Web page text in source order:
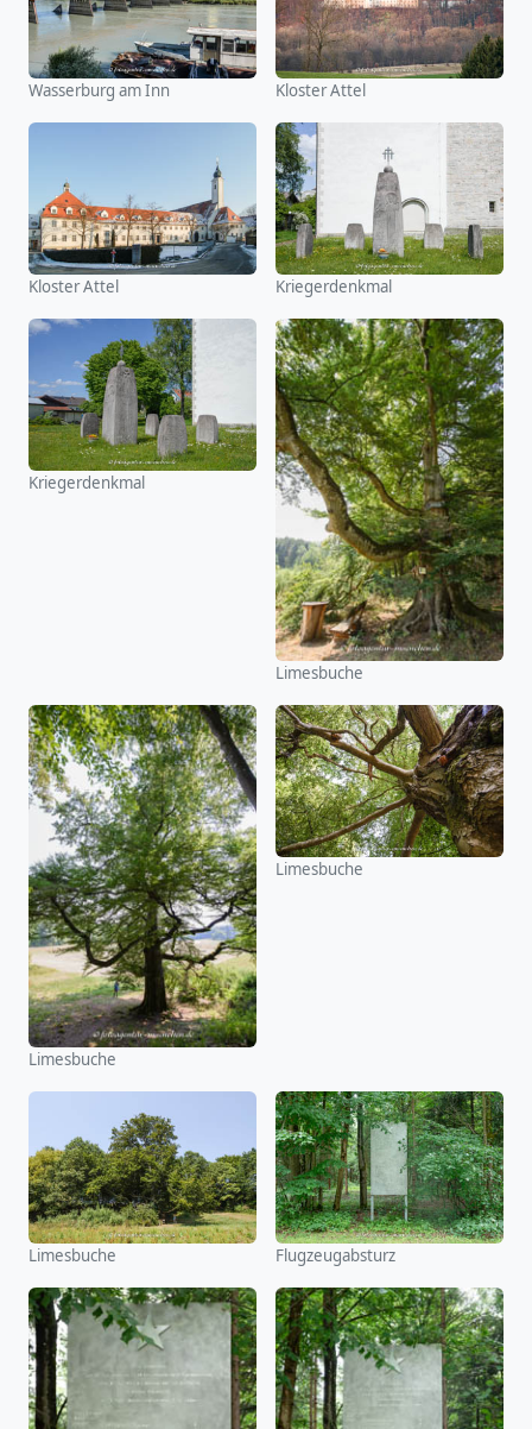
Wasserburg am Inn Kloster Attel
Kloster Attel Kriegerdenkmal
Kriegerdenkmal
Limesbuche
Limesbuche
Limesbuche
Limesbuche Flugzeugabsturz